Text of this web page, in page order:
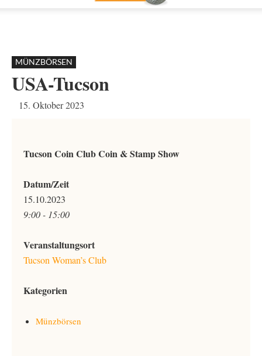
MÜNZBÖRSEN
USA-Tucson
15. Oktober 2023
Tucson Coin Club Coin & Stamp Show
Datum/Zeit
15.10.2023
9:00 - 15:00
Veranstaltungsort
Tucson Woman’s Club
Kategorien
Münzbörsen